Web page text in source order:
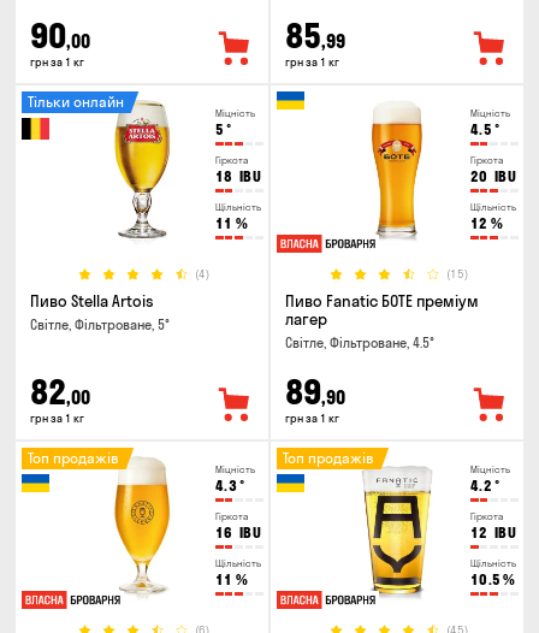
90,00
грн за 1 кг
85,99
грн за 1 кг
Міцність
5 °
Гіркота
18 IBU
Щільність
11 %
(4)
Тільки онлайн
Пиво Stella Artois
Світле, Фільтроване, 5°
82,00
грн за 1 кг
Міцність
4.5 °
Гіркота
20 IBU
Щільність
12 %
(15)
Пиво Fanatic БОТЕ преміум
лагер
Світле, Фільтроване, 4.5°
89,90
грн за 1 кг
Міцність
4.3°
Гіркота
16 IBU
Щільність
11 %
Топ продажів
Міцність
4.2 °
Гіркота
12 IBU
Щільність
10.5 %
Топ продажів